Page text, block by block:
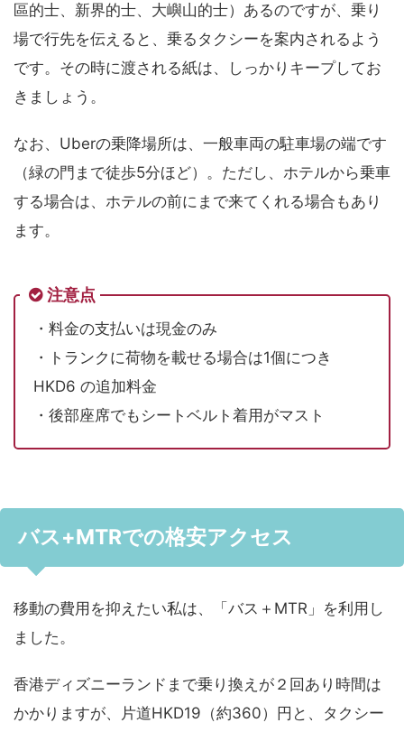
區的士、新界的士、大嶼山的士）あるのですが、乗り
場で行先を伝えると、乗るタクシーを案内されるよう
です。その時に渡される紙は、しっかりキープしてお
きましょう。
なお、Uberの乗降場所は、一般車両の駐車場の端です
（緑の門まで徒歩5分ほど）。ただし、ホテルから乗車
する場合は、ホテルの前にまで来てくれる場合もあり
ます。
注意点
・料金の支払いは現金のみ
・トランクに荷物を載せる場合は1個につき
HKD6 の追加料金
・後部座席でもシートベルト着用がマスト
バス+MTRでの格安アクセス
移動の費用を抑えたい私は、「バス＋MTR」を利用し
ました。
香港ディズニーランドまで乗り換えが２回あり時間は
かかりますが、片道HKD19（約360）円と、タクシー